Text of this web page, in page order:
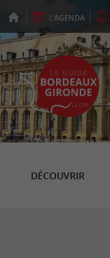
L'AGENDA
DÉCOUVRIR